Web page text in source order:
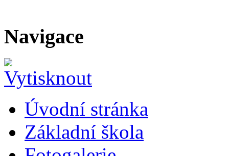
Navigace
Úvodní stránka
Základní škola